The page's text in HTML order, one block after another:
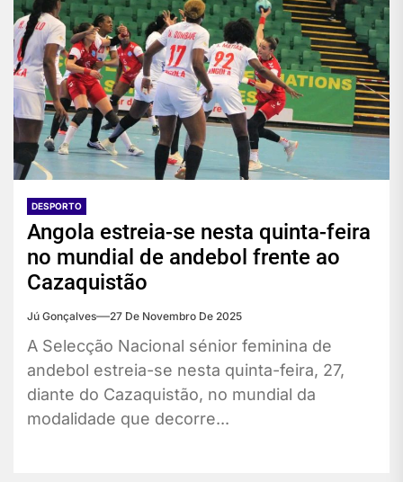
DESPORTO
Angola estreia-se nesta quinta-feira
no mundial de andebol frente ao
Cazaquistão
Jú Gonçalves 27 De Novembro De 2025
A Selecção Nacional sénior feminina de
andebol estreia-se nesta quinta-feira, 27,
diante do Cazaquistão, no mundial da
modalidade que decorre...